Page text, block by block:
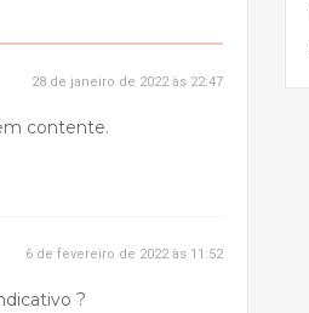
28 de janeiro de 2022 às 22:47
contente.
6 de fevereiro de 2022 às 11:52
?